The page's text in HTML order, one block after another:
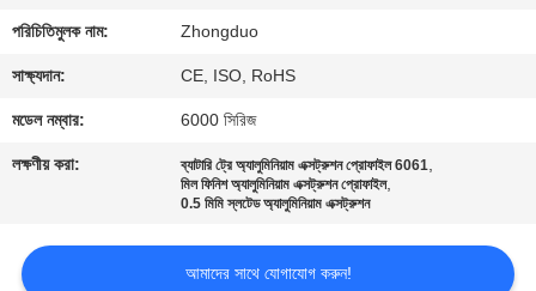
যোগাযোগ
করুন
উদ্ধৃতির
আবেদন
পরিচিতিমুলক নাম: Zhongduo
সাক্ষ্যদান: CE, ISO, RoHS
মডেল নম্বার: 6000 সিরিজ
লক্ষণীয় করা: ব্যাটারি ট্রে অ্যালুমিনিয়াম এক্সট্রুশন প্রোফাইল 6061,
মিল ফিনিশ অ্যালুমিনিয়াম এক্সট্রুশন প্রোফাইল,
0.5 মিমি স্লটেড অ্যালুমিনিয়াম এক্সট্রুশন
আমাদের সাথে যোগাযোগ করুন!